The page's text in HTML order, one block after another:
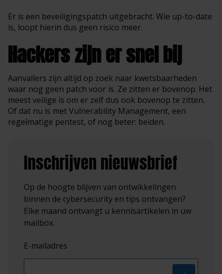
Er is een beveiligingspatch uitgebracht. Wie up-to-date
is, loopt hierin dus geen risico meer.
Hackers zijn er snel bij
Aanvallers zijn altijd op zoek naar kwetsbaarheden
waar nog geen patch voor is. Ze zitten er bovenop. Het
meest veilige is om er zelf dus ook bovenop te zitten.
Of dat nu is met Vulnerability Management, een
regelmatige pentest, of nog beter: beiden.
Inschrijven nieuwsbrief
Op de hoogte blijven van ontwikkelingen
binnen de cybersecurity en tips ontvangen?
Elke maand ontvangt u kennisartikelen in uw
mailbox.
E-mailadres